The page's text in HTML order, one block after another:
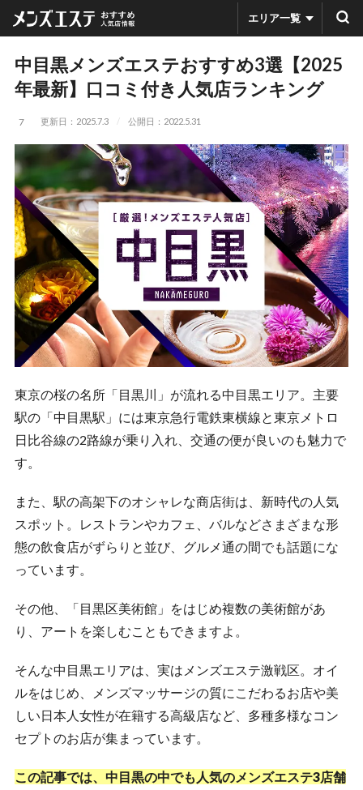
エリア一覧
中目黒メンズエステおすすめ3選【2025
年最新】口コミ付き人気店ランキング
7 更新日：2025.7.3 公開日：2022.5.31
東京の桜の名所「目黒川」が流れる中目黒エリア。主要
駅の「中目黒駅」には東京急行電鉄東横線と東京メトロ
日比谷線の2路線が乗り入れ、交通の便が良いのも魅力で
す。
また、駅の高架下のオシャレな商店街は、新時代の人気
スポット。レストランやカフェ、バルなどさまざまな形
態の飲食店がずらりと並び、グルメ通の間でも話題にな
っています。
その他、「目黒区美術館」をはじめ複数の美術館があ
り、アートを楽しむこともできますよ。
そんな中目黒エリアは、実はメンズエステ激戦区。オイ
ルをはじめ、メンズマッサージの質にこだわるお店や美
しい日本人女性が在籍する高級店など、多種多様なコン
セプトのお店が集まっています。
この記事では、中目黒の中でも人気のメンズエステ3店舗